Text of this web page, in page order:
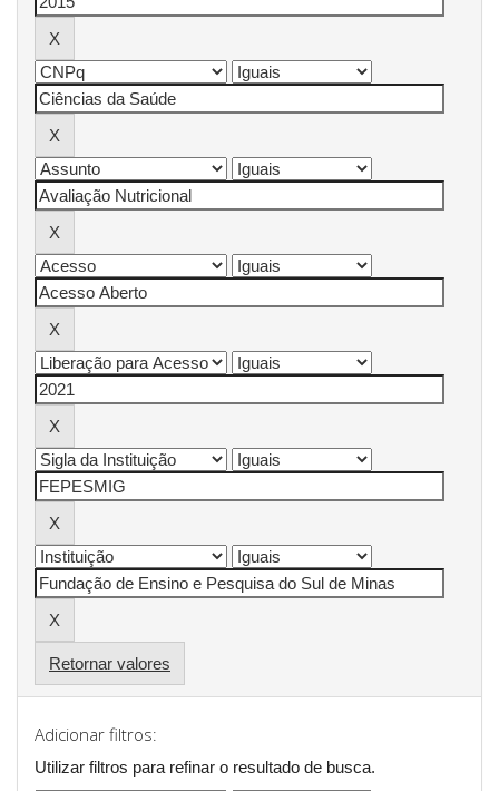
Retornar valores
Adicionar filtros:
Utilizar filtros para refinar o resultado de busca.